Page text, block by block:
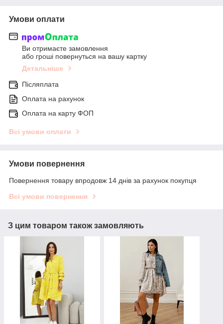
Умови оплати
Ви отримаєте замовлення
або гроші повернуться на вашу картку
Детальніше
Післяплата
Оплата на рахунок
Оплата на карту ФОП
Всі умови оплати
Умови повернення
Повернення товару впродовж 14 днів за рахунок покупця
Всі умови повернення
З цим товаром також замовляють